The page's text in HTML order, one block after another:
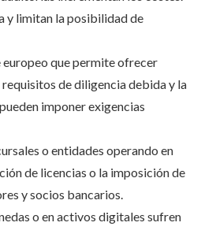
y limitan la posibilidad de
que permite ofrecer
de diligencia debida y la
imponer exigencias
o entidades operando en
de licencias o la imposición de
y socios bancarios.
o en activos digitales sufren